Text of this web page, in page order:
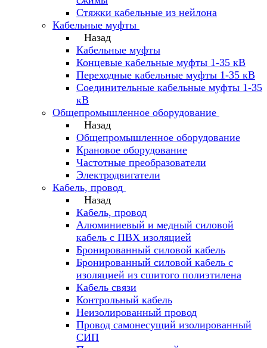
Стяжки кабельные из нейлона
Кабельные муфты
Назад
Кабельные муфты
Концевые кабельные муфты 1-35 кВ
Переходные кабельные муфты 1-35 кВ
Соединительные кабельные муфты 1-35
кВ
Общепромышленное оборудование
Назад
Общепромышленное оборудование
Крановое оборудование
Частотные преобразователи
Электродвигатели
Кабель, провод
Назад
Кабель, провод
Алюминиевый и медный силовой
кабель с ПВХ изоляцией
Бронированный силовой кабель
Бронированный силовой кабель с
изоляцией из сшитого полиэтилена
Кабель связи
Контрольный кабель
Неизолированный провод
Провод самонесущий изолированный
СИП